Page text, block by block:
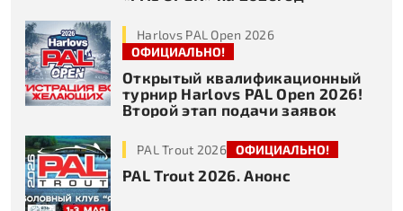
Harlovs PAL Open 2026
ОФИЦИАЛЬНО!
Открытый квалификационный
турнир Harlovs PAL Open 2026!
Второй этап подачи заявок
PAL Trout 2026 ОФИЦИАЛЬНО!
PAL Trout 2026. Анонс